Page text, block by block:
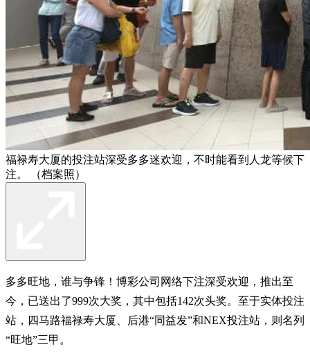
福禄寿大厦的投注站深受多多迷欢迎，不时能看到人龙等候下
注。 （档案照）
多多旺地，谁与争锋！博彩公司网络下注深受欢迎，推出至
今，已送出了999次大奖，其中包括142次头奖。至于实体投注
站，四马路福禄寿大厦、后港“同益发”和NEX投注站，则名列
“旺地”三甲。